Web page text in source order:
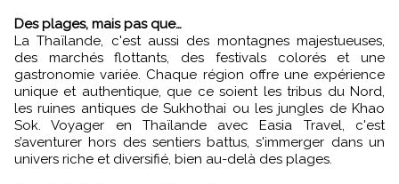
Des plages, mais pas que…
La Thaïlande, c'est aussi des montagnes majestueuses,
des marchés flottants, des festivals colorés et une
gastronomie variée. Chaque région offre une expérience
unique et authentique, que ce soient les tribus du Nord,
les ruines antiques de Sukhothai ou les jungles de Khao
Sok. Voyager en Thaïlande avec Easia Travel, c'est
s’aventurer hors des sentiers battus, s'immerger dans un
univers riche et diversifié, bien au-delà des plages.